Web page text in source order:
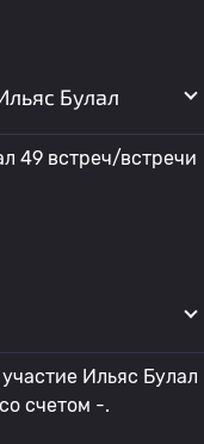
Булал
49 встреч/встречи
Ильяс Булал
счетом -.